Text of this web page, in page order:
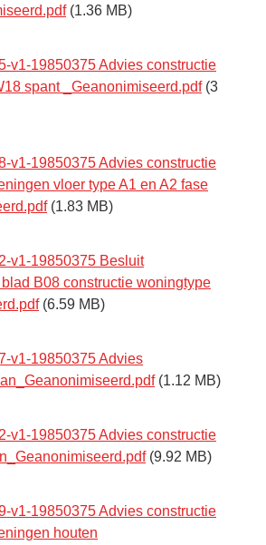
(1.36 MB)
v1-19850375 Advies constructie
spant _Geanonimiseerd.pdf (3
v1-19850375 Advies constructie
vloer type A1 en A2 fase
(1.83 MB)
v1-19850375 Besluit
B08 constructie woningtype
(6.59 MB)
v1-19850375 Advies
(1.12 MB)
v1-19850375 Advies constructie
(9.92 MB)
v1-19850375 Advies constructie
houten